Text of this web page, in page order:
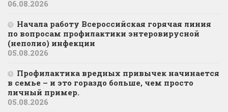
06.08.2026
Начала работу Всероссийская горячая линия
по вопросам профилактики энтеровирусной
(неполио) инфекции
05.08.2026
Профилактика вредных привычек начинается
в семье – и это гораздо больше, чем просто
личный пример.
05.08.2026